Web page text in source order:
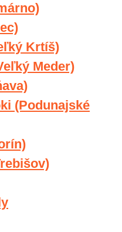
Krtíš)
Meder)
(Podunajské